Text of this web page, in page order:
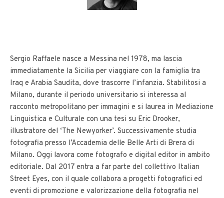
Sergio Raffaele nasce a Messina nel 1978, ma lascia
immediatamente la Sicilia per viaggiare con la famiglia tra
Iraq e Arabia Saudita, dove trascorre l’infanzia. Stabilitosi a
Milano, durante il periodo universitario si interessa al
racconto metropolitano per immagini e si laurea in Mediazione
Linguistica e Culturale con una tesi su Eric Drooker,
illustratore del ‘The Newyorker’. Successivamente studia
fotografia presso l’Accademia delle Belle Arti di Brera di
Milano. Oggi lavora come fotografo e digital editor in ambito
editoriale. Dal 2017 entra a far parte del collettivo Italian
Street Eyes, con il quale collabora a progetti fotografici ed
eventi di promozione e valorizzazione della fotografia nel